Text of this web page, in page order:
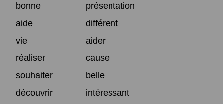
bonne
présentation
aide
différent
vie
aider
réaliser
cause
souhaiter
belle
découvrir
intéressant